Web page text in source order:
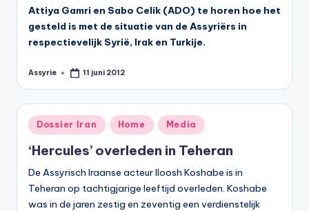
Attiya Gamri en Sabo Celik (ADO) te horen hoe het
gesteld is met de situatie van de Assyriërs in
respectievelijk Syrië, Irak en Turkije.
Geplaatst
Assyrie 11 juni 2012
Geplaatst
in
Dossier Iran Home Media
‘Hercules’ overleden in Teheran
De Assyrisch Iraanse acteur Iloosh Koshabe is in
Teheran op tachtigjarige leeftijd overleden. Koshabe
was in de jaren zestig en zeventig een verdienstelijk